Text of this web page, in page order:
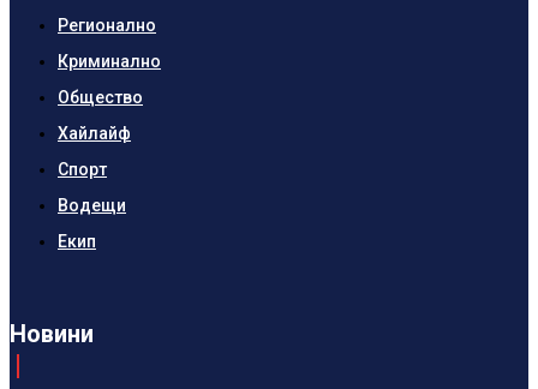
Регионално
Криминално
Общество
Хайлайф
Спорт
Водещи
Екип
Новини